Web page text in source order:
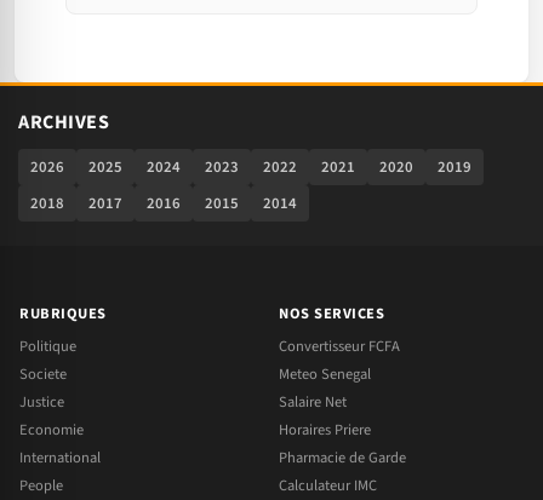
ARCHIVES
2026 2025 2024 2023 2022 2021 2020
2019
2018
2017 2016 2015 2014
RUBRIQUES
Politique
Societe
Justice
Economie
International
People
NOS SERVICES
Convertisseur FCFA
Meteo Senegal
Salaire Net
Horaires Priere
Pharmacie de Garde
Calculateur IMC